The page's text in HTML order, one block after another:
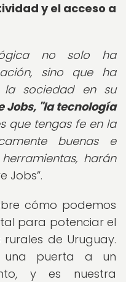
y el acceso a
no solo ha
sino que ha
sociedad en su
Jobs, "la tecnología
que tengas fe en la
buenas e
harán
Jobs .
cómo podemos
para potenciar el
de Uruguay.
una puerta a un
y es nuestra